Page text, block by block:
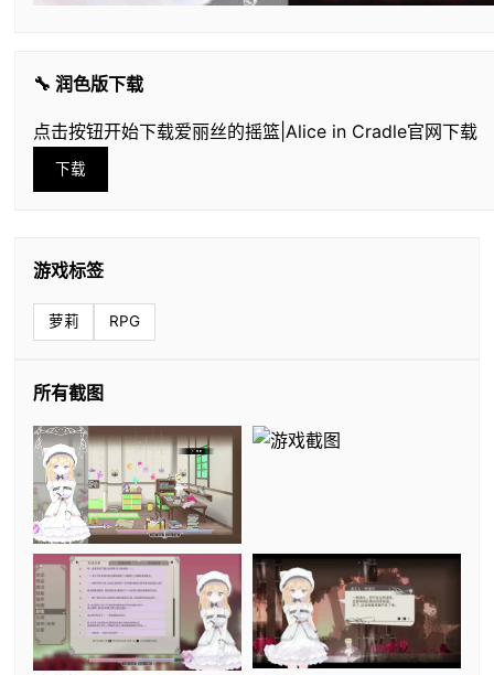
🔧 润色版下载
点击按钮开始下载爱丽丝的摇篮|Alice in Cradle官网下载
下载
游戏标签
萝莉 RPG
所有截图